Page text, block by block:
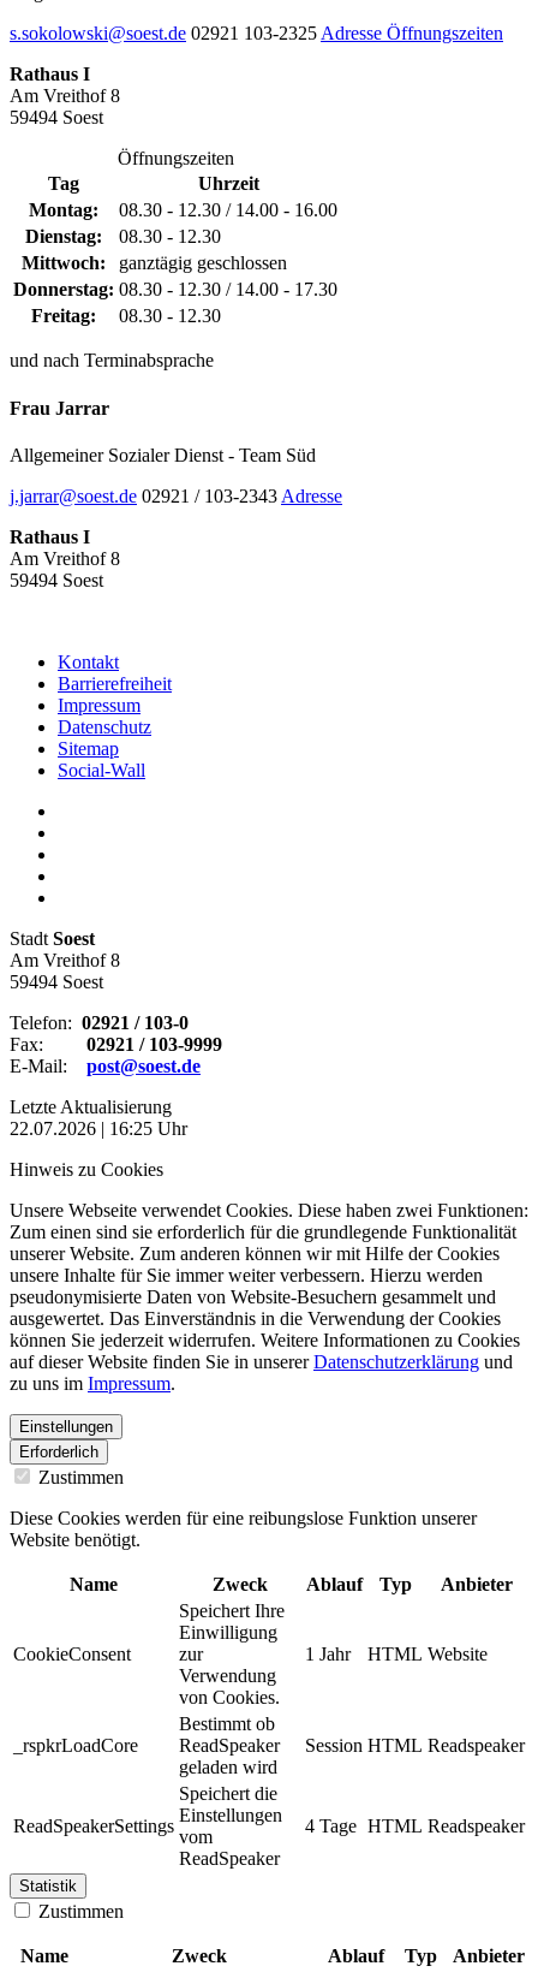
s.sokolowski@soest.de 02921 103-2325 Adresse Öffnungszeiten
Rathaus I
Am Vreithof 8
59494 Soest
Öffnungszeiten
Tag
Uhrzeit
Montag:
08.30 - 12.30 / 14.00 - 16.00
Dienstag:
08.30 - 12.30
Mittwoch:
ganztägig geschlossen
Donnerstag: 08.30 - 12.30 / 14.00 - 17.30
Freitag:
08.30 - 12.30
und nach Terminabsprache
Frau Jarrar
Allgemeiner Sozialer Dienst - Team Süd
j.jarrar@soest.de 02921 / 103-2343 Adresse
Rathaus I
Am Vreithof 8
59494 Soest
Kontakt
Barrierefreiheit
Impressum
Datenschutz
Sitemap
Social-Wall
Stadt Soest
Am Vreithof 8
59494 Soest
Telefon: 02921 / 103-0
Fax: 02921 / 103-9999
E-Mail: post@soest.de
Letzte Aktualisierung
22.07.2026 | 16:25 Uhr
Hinweis zu Cookies
Unsere Webseite verwendet Cookies. Diese haben zwei Funktionen:
Zum einen sind sie erforderlich für die grundlegende Funktionalität
unserer Website. Zum anderen können wir mit Hilfe der Cookies
unsere Inhalte für Sie immer weiter verbessern. Hierzu werden
pseudonymisierte Daten von Website-Besuchern gesammelt und
ausgewertet. Das Einverständnis in die Verwendung der Cookies
können Sie jederzeit widerrufen. Weitere Informationen zu Cookies
auf dieser Website finden Sie in unsererDatenschutzerklärung und
zu uns im Impressum.
Einstellungen
Erforderlich
Zustimmen
Diese Cookies werden für eine reibungslose Funktion unserer
Website benötigt.
Name Zweck Ablauf Typ Anbieter
CookieConsent
Speichert Ihre
Einwilligung
zur
Verwendung
von Cookies.
1 Jahr HTML Website
_rspkrLoadCore
Bestimmt ob
ReadSpeaker
geladen wird
Session HTML Readspeaker
ReadSpeakerSettings
Speichert die
Einstellungen
vom
ReadSpeaker
4 Tage HTML Readspeaker
Statistik
Zustimmen
Name Zweck Ablauf Typ
Anbieter